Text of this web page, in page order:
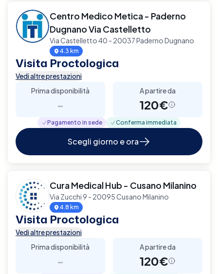
Centro Medico Metica - Paderno
Dugnano Via Castelletto
Via Castelletto 40 - 20037 Paderno Dugnano
4.3 km
Visita Proctologica
Vedi altre prestazioni
Prima disponibilità
-
A partire da
120€
Pagamento in sede Conferma immediata
Scegli giorno e ora
Cura Medical Hub - Cusano Milanino
Via Zucchi 9 - 20095 Cusano Milanino
4.8 km
Visita Proctologica
Vedi altre prestazioni
Prima disponibilità
-
A partire da
120€